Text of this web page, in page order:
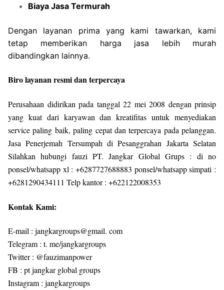
Biaya Jasa Termurah
Dengan layanan prima yang kami tawarkan, kami
tetap memberikan harga jasa lebih murah
dibandingkan lainnya.
Biro layanan resmi dan terpercaya
Perusahaan didirikan pada tanggal 22 mei 2008 dengan prinsip
yang kuat dari karyawan dan kreatifitas untuk menyediakan
service paling baik, paling cepat dan terpercaya pada pelanggan.
Jasa Penerjemah Tersumpah di Pesanggrahan Jakarta Selatan
Silahkan hubungi fauzi PT. Jangkar Global Grups : di no
ponsel/whatsapp xl : +6287727688883 ponsel/whatsapp simpati :
+6281290434111 Telp kantor : +622122008353
Kontak Kami:
E-mail : jangkargroups@gmail. com
Telegram : t. me/jangkargroups
Twitter : @fauzimanpower
FB : pt jangkar global groups
Instagram : jangkargroups